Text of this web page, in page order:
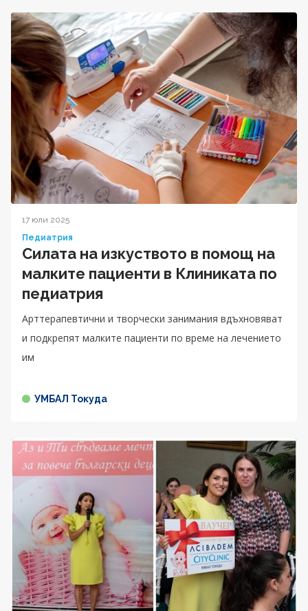
17 юли 2025
Педиатрия
Силата на изкуството в помощ на
малките пациенти в Клиниката по
педиатрия
Арттерапевтични и творчески занимания вдъхновяват
и подкрепят малките пациенти по време на лечението
им
УМБАЛ Токуда